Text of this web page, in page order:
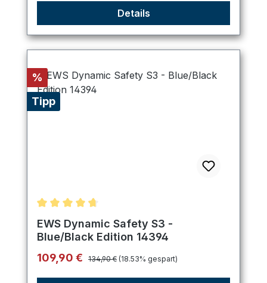
Details
Rabatt
%
Tipp
Durchschnittliche Bewertung von 4.75 von 5
EWS Dynamic Safety S3 -
Blue/Black Edition 14394
Verkaufspreis:
109,90 € Regulärer Preis:
134,90 € (18.53% gespart)